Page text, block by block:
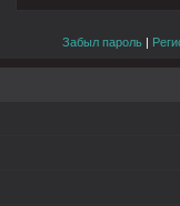
Забыл пароль |